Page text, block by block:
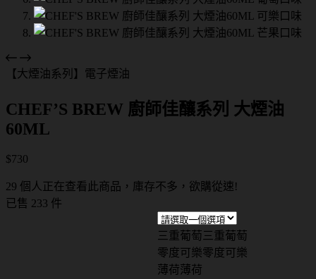
【大煙油系列】電子煙油
CHEF’S BREW 廚師佳釀系列 大煙油
60ML
$730
29 個人正在查看此商品，庫存不多，欲購從速!
已售 233 件
三重葡萄 三重葡萄
零度可樂零度可樂
薄荷薄荷